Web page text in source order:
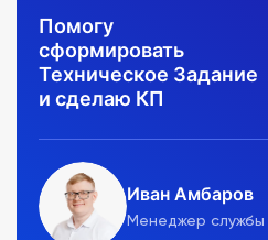
Помогу
сформировать
Техническое Задание
и сделаю КП
Иван Амбаров
Менеджер службы